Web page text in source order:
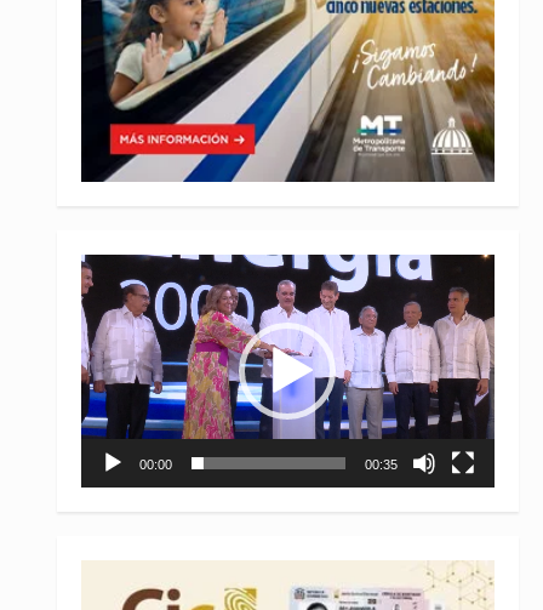
Reproductor
de
vídeo
00:00 00:35